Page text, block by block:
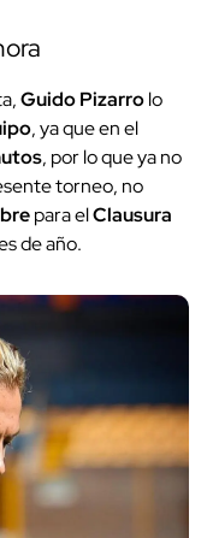
Guido Pizarrolo
, ya que en el
, por lo que ya no
torneo, no
para elClausura
de año.